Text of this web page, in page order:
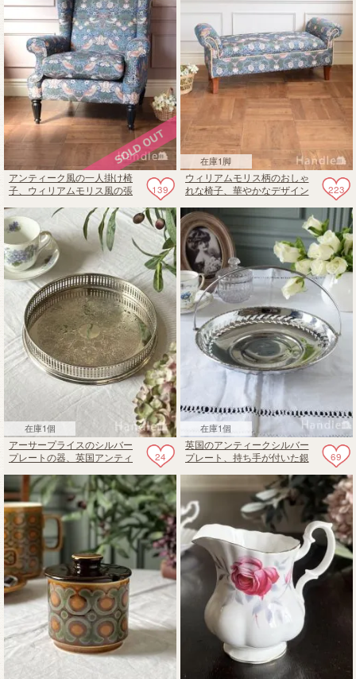
139
アンティーク風の一人掛け椅
子、ウィリアムモリス風の張
テイラーのアームチェア
在庫1脚
223
ウィリアムモリス柄のおしゃ
れな椅子、華やかなデザイン
ニファーテイラー）
在庫1個
24
アーサープライスのシルバー
プレートの器、英国アンティ
トレイ
在庫1個
69
英国のアンティークシルバー
プレート、持ち手が付いた銀